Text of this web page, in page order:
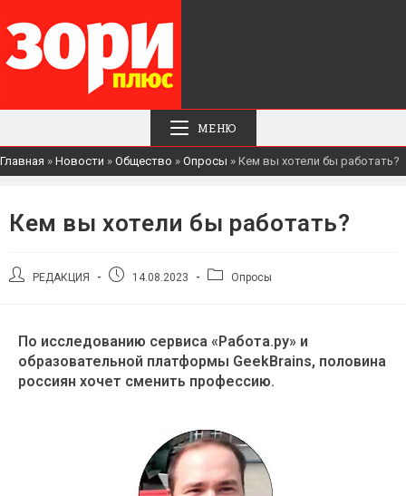
МЕНЮ
Главная » Новости » Общество » Опросы » Кем вы хотели бы работать?
Кем вы хотели бы работать?
РЕДАКЦИЯ 14.08.2023 Опросы
По исследованию сервиса «Работа.ру» и
образовательной платформы GeekBrains, половина
россиян хочет сменить профессию.